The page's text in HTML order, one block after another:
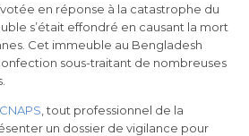
en réponse à la catastrophe du
s’était effondré en causant la mort
Cet immeuble au Bengladesh
sous-traitant de nombreuses
, tout professionnel de la
un dossier de vigilance pour